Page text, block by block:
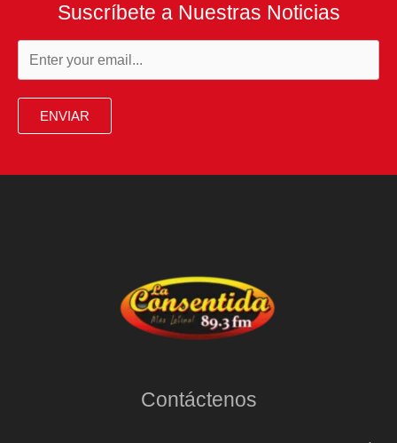
Suscríbete a Nuestras Noticias
ENVIAR
Contáctenos